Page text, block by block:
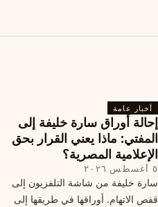
أخبار عامة
إحالة أوراق سارة خليفة إلى
المفتي: ماذا يعني القرار بحق
الإعلامية المصرية؟
٥ أغسطس ٢٠٢٦
سارة خليفة من شاشة التلفزيون إلى
قفص الاتهام. أوراقها في طريقها إلى